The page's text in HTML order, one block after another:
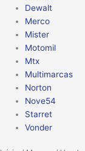
Dewalt
Merco
Mister
Motomil
Mtx
Multimarcas
Norton
Nove54
Starret
Vonder